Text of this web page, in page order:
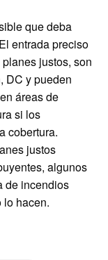
que deba
entrada preciso
justos, son
DC y pueden
áreas de
si los
cobertura.
justos
algunos
de incendios
lo hacen.